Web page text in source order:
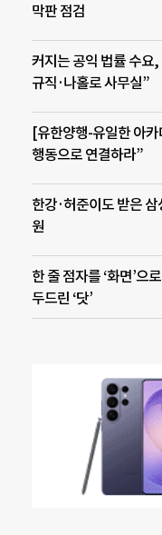
막판 점검
커지는 공익 법률 수
규직·나홀로 사무실”
[유한양행-유일한 아
행동으로 연결하라”
한강·허준이도 받은
원
한 줄 점자를 ‘화면’으
두드린 ‘닷’